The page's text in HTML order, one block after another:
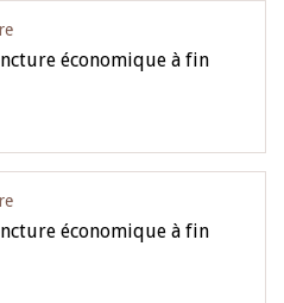
économique à fin
économique à fin